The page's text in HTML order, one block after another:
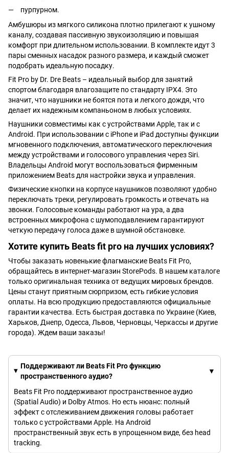
пурпурном.
Амбушюры из мягкого силикона плотно прилегают к ушному
каналу, создавая пассивную звукоизоляцию и повышая
комфорт при длительном использовании. В комплекте идут 3
пары сменных насадок разного размера, и каждый сможет
подобрать идеальную посадку.
Fit Pro by Dr. Dre Beats – идеальный выбор для занятий
спортом благодаря влагозащите по стандарту IPX4. Это
значит, что наушники не боятся пота и легкого дождя, что
делает их надежным компаньоном в любых условиях.
Наушники совместимы как с устройствами Apple, так и с
Android. При использовании с iPhone и iPad доступны функции
мгновенного подключения, автоматического переключения
между устройствами и голосового управления через Siri.
Владельцы Android могут воспользоваться фирменным
приложением Beats для настройки звука и управления.
Физические кнопки на корпусе наушников позволяют удобно
переключать треки, регулировать громкость и отвечать на
звонки. Голосовые команды работают на ура, а два
встроенных микрофона с шумоподавлением гарантируют
четкую передачу голоса даже в шумной обстановке.
Хотите купить Beats fit pro на лучших условиях?
Чтобы заказать новенькие флагманские Beats Fit Pro,
обращайтесь в интернет-магазин StorePods. В нашем каталоге
только оригинальная техника от ведущих мировых брендов.
Цены станут приятным сюрпризом, есть гибкие условия
оплаты. На всю продукцию предоставляются официальные
гарантии качества. Есть быстрая доставка по Украине (Киев,
Харьков, Днепр, Одесса, Львов, Черновцы, Черкассы и другие
города). Ждем ваши заказы!
Поддерживают ли Beats Fit Pro функцию
пространственного аудио?
Beats Fit Pro поддерживают пространственное аудио
(Spatial Audio) и Dolby Atmos. Но есть нюанс: полный
эффект с отслеживанием движения головы работает
только с устройствами Apple. На Android
пространственный звук есть в упрощенном виде, без head
tracking.